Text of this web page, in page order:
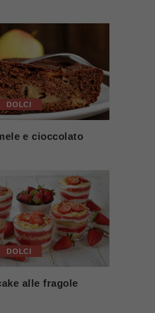
DOLCI
e cioccolato
DOLCI
alle fragole